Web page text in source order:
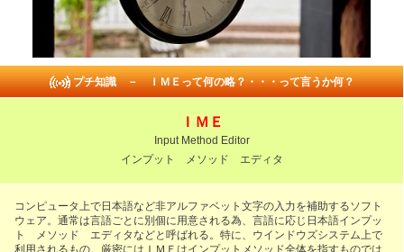
・プチ知識 － ＩＭＥって何の略？・・・って言うか何？
ＩＭＥ
Input Method Editor
インプット メソッド エディタ
コンピュータ上で日本語など非アルファベット文字の入力を補助するソフト
ウェア。通常は言語ごとに別個に用意される為、言語に応じ日本語インプッ
ト メソッド エディタなどと呼ばれる。特に、ウインドウズシステム上で
利用されるもの。厳密にはＩＭＥはインプットメソッド全体を指すものでは